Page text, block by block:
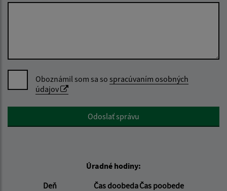
Oboznámil som sa so spracúvaním osobných
údajov
Google reCaptcha ResponseOdoslať správu
Úradné hodiny:
Deň
Čas doobedaČas poobede